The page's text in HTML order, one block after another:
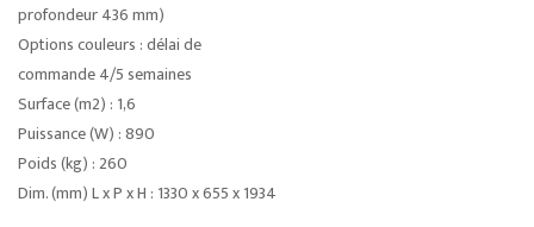
profondeur 436 mm)
Options couleurs : délai de
commande 4/5 semaines
Surface (m2) : 1,6
Puissance (W) : 890
Poids (kg) : 260
Dim. (mm) L x P x H : 1330 x 655 x 1934